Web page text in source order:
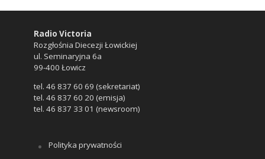
Radio Victoria
Rozgłośnia Diecezji Łowickiej
ul. Seminaryjna 6a
99-400 Łowicz
tel. 46 837 60 69 (sekretariat)
tel. 46 837 60 20 (emisja)
tel. 46 837 33 01 (newsroom)
Polityka prywatności